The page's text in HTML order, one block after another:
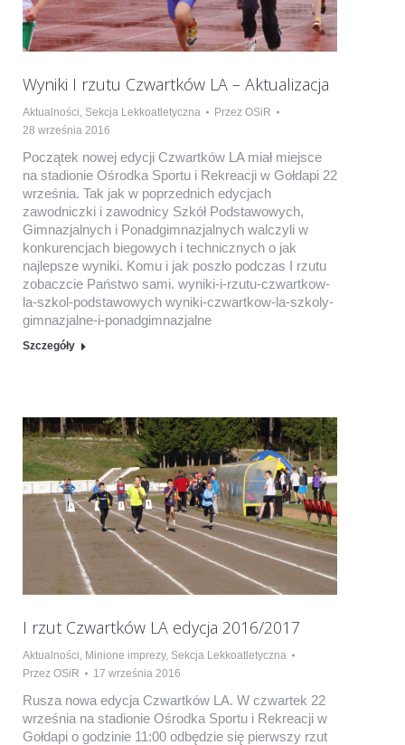
Wyniki I rzutu Czwartków LA – Aktualizacja
Aktualności, Sekcja Lekkoatletyczna Przez OSiR
28 września 2016
Początek nowej edycji Czwartków LA miał miejsce
na stadionie Ośrodka Sportu i Rekreacji w Gołdapi 22
września. Tak jak w poprzednich edycjach
zawodniczki i zawodnicy Szkół Podstawowych,
Gimnazjalnych i Ponadgimnazjalnych walczyli w
konkurencjach biegowych i technicznych o jak
najlepsze wyniki. Komu i jak poszło podczas I rzutu
zobaczcie Państwo sami. wyniki-i-rzutu-czwartkow-
la-szkol-podstawowych wyniki-czwartkow-la-szkoly-
gimnazjalne-i-ponadgimnazjalne
Szczegóły
I rzut Czwartków LA edycja 2016/2017
Aktualności Minione imprezy, Sekcja Lekkoatletyczna
Przez OSiR 17 września 2016
Rusza nowa edycja Czwartków LA. W czwartek 22
września na stadionie Ośrodka Sportu i Rekreacji w
Gołdapi o godzinie 11:00 odbędzie się pierwszy rzut